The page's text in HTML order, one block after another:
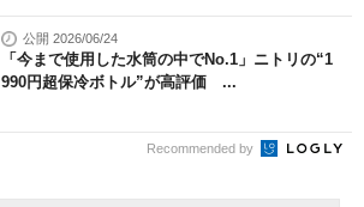
公開 2026/06/24
「今まで使用した水筒の中でNo.1」ニトリの“1
990円超保冷ボトル”が高評価 ...
Recommended by